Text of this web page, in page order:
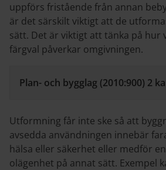
uppförs fristående från annan
är det särskilt viktigt att de
sätt. Det är viktigt att tänka på hur
färgval påverkar omgivningen.
Plan- och bygglag (2010:900) 2
Utformning får inte ske så att
avsedda användningen innebär
hälsa eller säkerhet eller medför
olägenhet på annat sätt. Exempel